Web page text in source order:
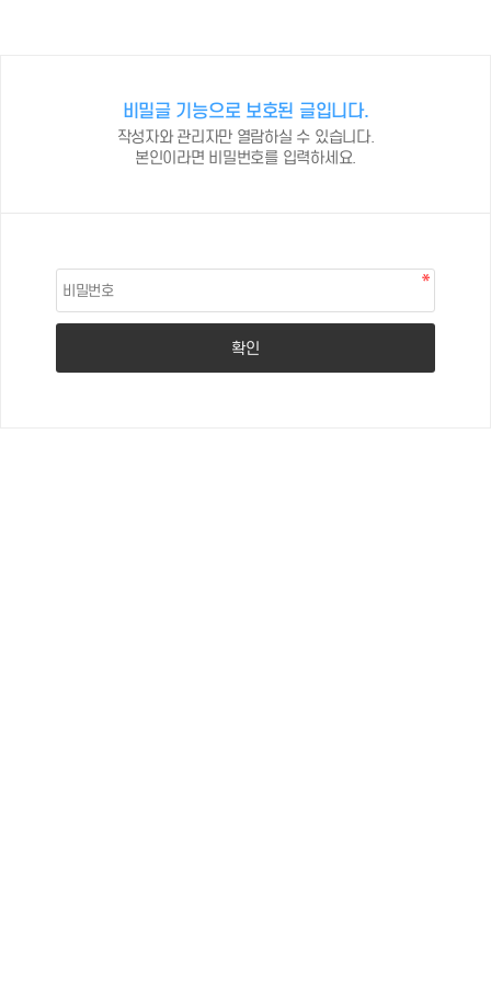
비밀글 기능으로 보호된 글입니다.
작성자와 관리자만 열람하실 수 있습니다.
본인이라면 비밀번호를 입력하세요.